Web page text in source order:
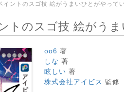
イントのスゴ技 絵がうまいひとがやって
トのスゴ技 絵がう
oo6 著
しな 著
眩しい 著
株式会社アイビス 監修